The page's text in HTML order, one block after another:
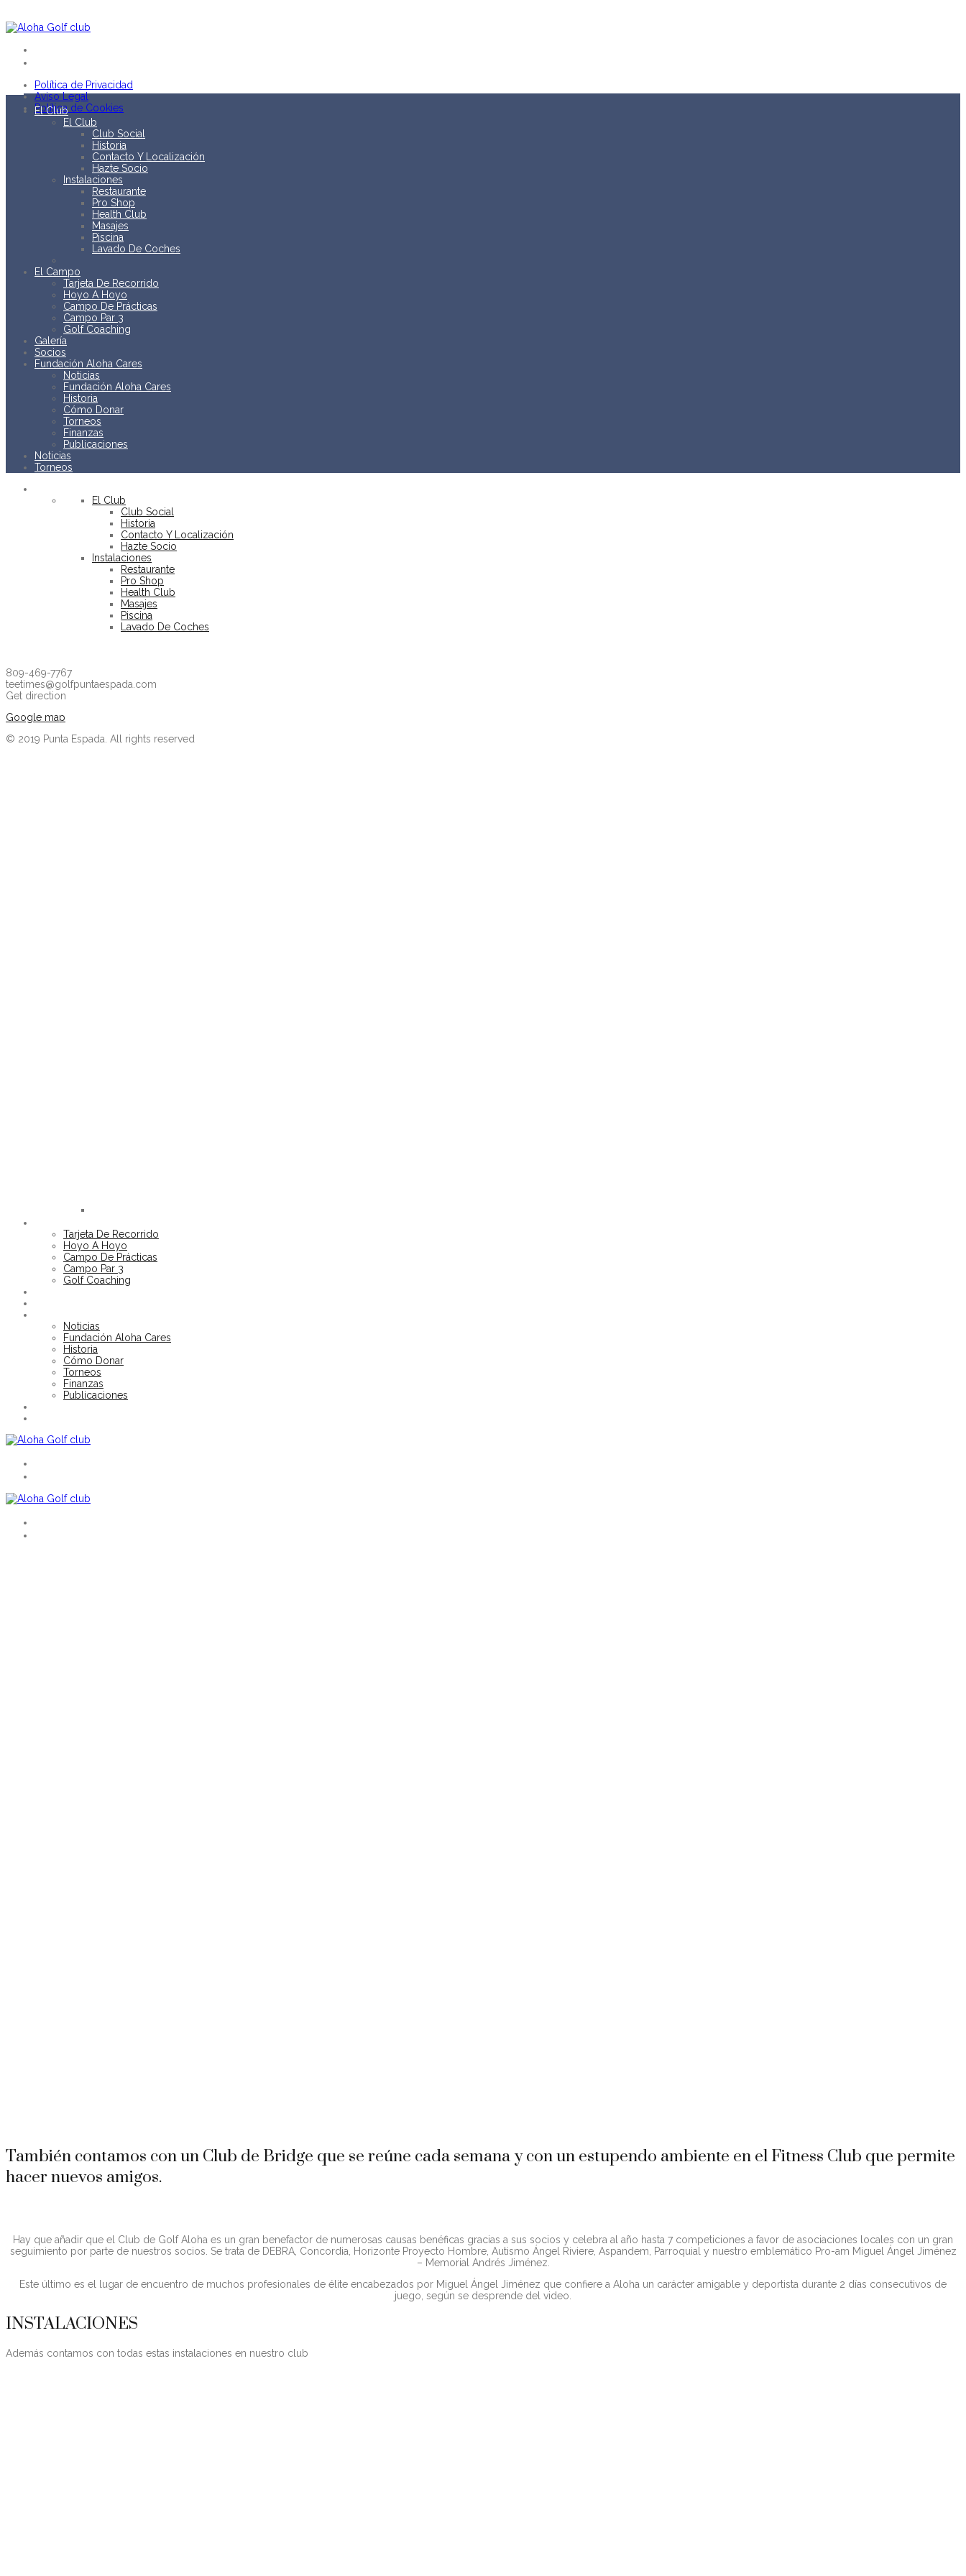
Política de Privacidad
Aviso Legal
Política de Cookies
809-469-7767
teetimes@golfpuntaespada.com
Get direction
Google map
© 2019 Punta Espada. All rights reserved
El Club
El Club
Club Social
Historia
Contacto Y Localización
Hazte Socio
Instalaciones
Restaurante
Pro Shop
Health Club
Masajes
Piscina
Lavado De Coches
El Campo
Tarjeta De Recorrido
Hoyo A Hoyo
Campo De Prácticas
Campo Par 3
Golf Coaching
Galería
Socios
Fundación Aloha Cares
Noticias
Fundación Aloha Cares
Historia
Cómo Donar
Torneos
Finanzas
Publicaciones
Noticias
Torneos
El Club
Club Social
Historia
Contacto Y Localización
Hazte Socio
Instalaciones
Restaurante
Pro Shop
Health Club
Masajes
Piscina
Lavado De Coches
ALOHA
Tarjeta De Recorrido
Hoyo A Hoyo
Campo De Prácticas
Campo Par 3
Golf Coaching
Noticias
Fundación Aloha Cares
Historia
Cómo Donar
Torneos
Finanzas
Publicaciones
También contamos con un Club de Bridge que se reúne cada semana y con un estupendo ambiente en el Fitness Club que permite
hacer nuevos amigos.
Hay que añadir que el Club de Golf Aloha es un gran benefactor de numerosas causas benéficas gracias a sus socios y celebra al año hasta 7 competiciones a favor de asociaciones locales con un gran
seguimiento por parte de nuestros socios. Se trata de DEBRA, Concordia, Horizonte Proyecto Hombre, Autismo Ángel Riviere, Aspandem, Parroquial y nuestro emblemático Pro-am Miguel Ángel Jiménez
– Memorial Andrés Jiménez.
Este último es el lugar de encuentro de muchos profesionales de élite encabezados por Miguel Ángel Jiménez que confiere a Aloha un carácter amigable y deportista durante 2 días consecutivos de
juego, según se desprende del video.
INSTALACIONES
Además contamos con todas estas instalaciones en nuestro club